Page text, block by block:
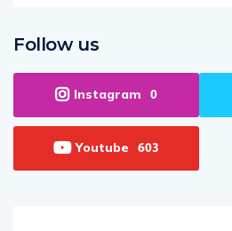
Follow us
Instagram 0
Youtube 603